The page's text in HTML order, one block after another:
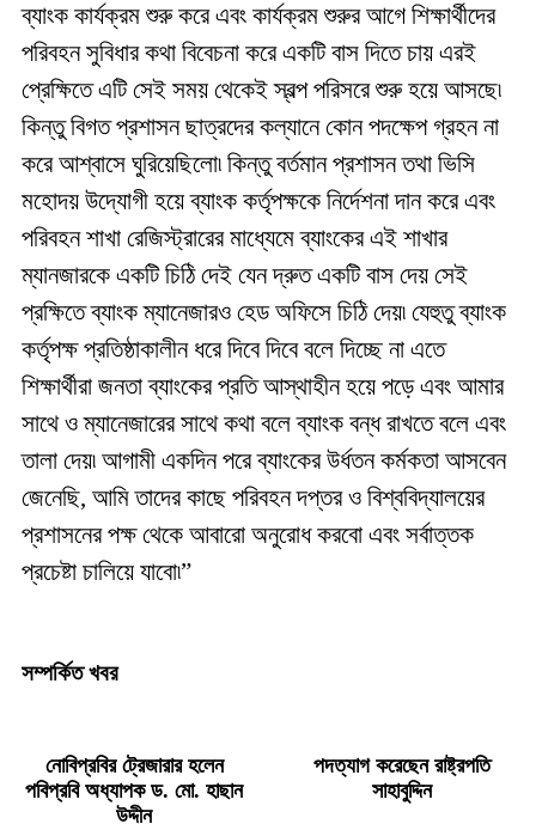
ব্যাংক কার্যক্রম শুরু করে এবং কার্যক্রম শুরুর আগে শিক্ষার্থীদের
পরিবহন সুবিধার কথা বিবেচনা করে একটি বাস দিতে চায় এরই
প্রেক্ষিতে এটি সেই সময় থেকেই স্বল্প পরিসরে শুরু হয়ে আসছে৷
কিন্তু বিগত প্রশাসন ছাত্রদের কল্যানে কোন পদক্ষেপ গ্রহন না
করে আশ্বাসে ঘুরিয়েছিলো৷ কিন্তু বর্তমান প্রশাসন তথা ভিসি
মহোদয় উদ্যোগী হয়ে ব্যাংক কর্তৃপক্ষকে নির্দেশনা দান করে এবং
পরিবহন শাখা রেজিস্ট্রারের মাধ্যেমে ব্যাংকের এই শাখার
ম্যানজারকে একটি চিঠি দেই যেন দ্রুত একটি বাস দেয় সেই
প্রক্ষিতে ব্যাংক ম্যানেজারও হেড অফিসে চিঠি দেয়৷ যেহুতু ব্যাংক
কর্তৃপক্ষ প্রতিষ্ঠাকালীন ধরে দিবে দিবে বলে দিচ্ছে না এতে
শিক্ষার্থীরা জনতা ব্যাংকের প্রতি আস্থাহীন হয়ে পড়ে এবং আমার
সাথে ও ম্যানেজারের সাথে কথা বলে ব্যাংক বন্ধ রাখতে বলে এবং
তালা দেয়৷ আগামী একদিন পরে ব্যাংকের উর্ধতন কর্মকতা আসবেন
জেনেছি, আমি তাদের কাছে পরিবহন দপ্তর ও বিশ্ববিদ্যালয়ের
প্রশাসনের পক্ষ থেকে আবারো অনুরোধ করবো এবং সর্বাত্তক
প্রচেষ্টা চালিয়ে যাবো৷”
সম্পর্কিত খবর
নোবিপ্রবির ট্রেজারার হলেন
পবিপ্রবি অধ্যাপক ড. মো. হাছান
উদ্দীন
পদত্যাগ করেছেন রাষ্ট্রপতি
সাহাবুদ্দিন